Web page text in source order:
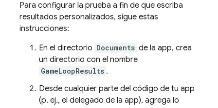
Para configurar la prueba a fin de que escriba
resultados personalizados, sigue estas
instrucciones:
En el directorio Documents de la app, crea
un directorio con el nombre
GameLoopResults .
Desde cualquier parte del código de tu app
(p. ej., el delegado de la app), agrega lo